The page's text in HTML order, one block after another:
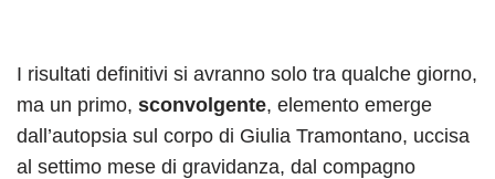
I risultati definitivi si avranno solo tra qualche giorno,
ma un primo, sconvolgente, elemento emerge
dall’autopsia sul corpo di Giulia Tramontano, uccisa
al settimo mese di gravidanza, dal compagno